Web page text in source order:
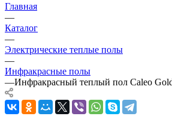
Главная
—
Каталог
—
Электрические теплые полы
—
Инфракрасные полы
—Инфракрасный теплый пол Caleo